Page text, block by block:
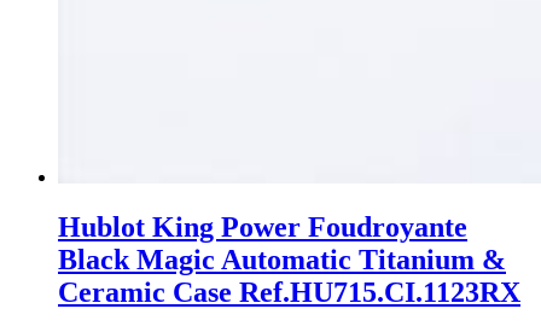
Hublot King Power Foudroyante
Black Magic Automatic Titanium &
Ceramic Case Ref.HU715.CI.1123RX